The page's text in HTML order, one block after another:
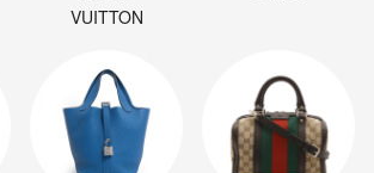
VUITTON